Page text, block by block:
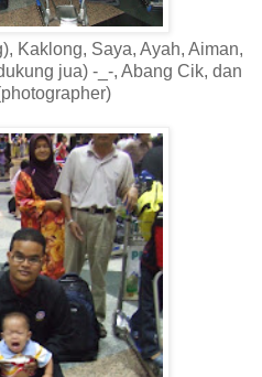
Kaklong, Saya, Ayah, Aiman,
jua) -_-, Abang Cik, dan